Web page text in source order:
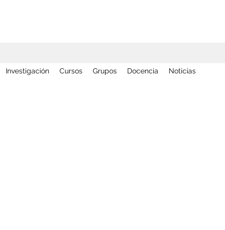
Investigación Cursos Grupos Docencia Noticias